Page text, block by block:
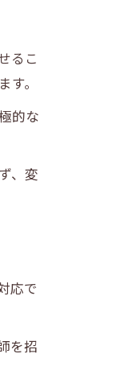
るこ
。
的な
、変
応で
を招